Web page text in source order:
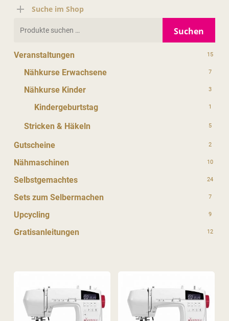
Suche im Shop
Suchen
Veranstaltungen 15
Nähkurse Erwachsene 7
Nähkurse Kinder 3
Kindergeburtstag 1
Stricken & Häkeln 5
Gutscheine 2
Nähmaschinen 10
Selbstgemachtes 24
Sets zum Selbermachen 7
Upcycling 9
Gratisanleitungen 12